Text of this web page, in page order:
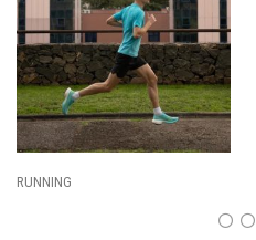
RUNNING